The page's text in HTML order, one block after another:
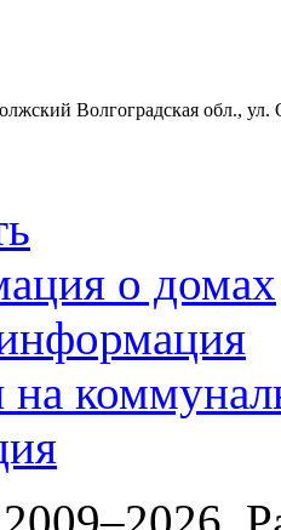
Волгоградская обл., ул.
о домах